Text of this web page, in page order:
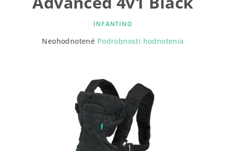
INFANTINO
Neohodnotené Podrobnosti hodnotenia